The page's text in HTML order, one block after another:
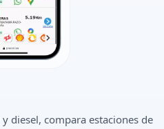
diesel, compara estaciones de